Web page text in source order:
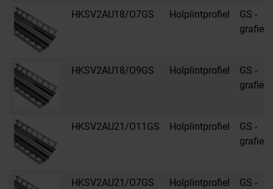
HKSV2AU18/O7GS Holplintprofiel
GS -
HKSV2AU18/O9GS Holplintprofiel
GS -
HKSV2AU21/O11GS Holplintprofiel
GS -
HKSV2AU21/O7GS Holplintprofiel
GS -